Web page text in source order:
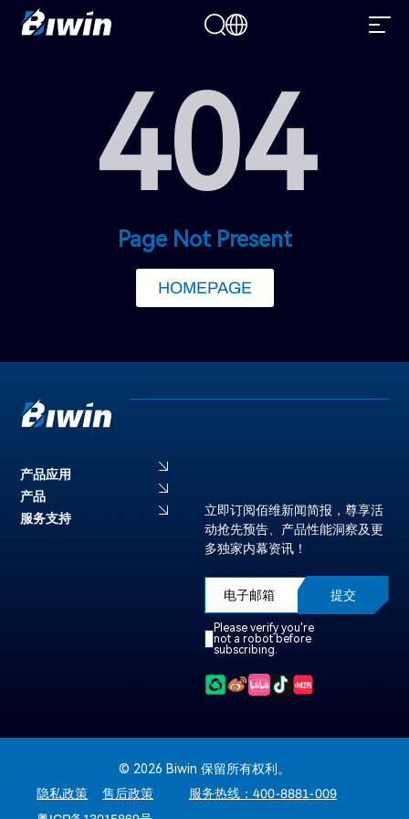
404
Page Not Present
HOMEPAGE
产品应用
产品
服务支持
立即订阅佰维新闻简报，尊享活
动抢先预告、产品性能洞察及更
多独家内幕资讯！
Please verify you're
not a robot before
subscribing.
提交
© 2026 Biwin 保留所有权利。
隐私政策 售后政策
服务热线：400-8881-009